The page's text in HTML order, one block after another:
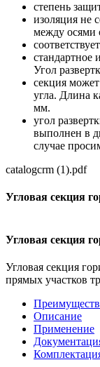
степень
изоляция не
между осями
стандартное
Угол
секция
угла. Длина
мм.
угол
выполнен в
случае
catalogcrm (1).pdf
Угловая секция
Угловая секция
Угловая секция
прямых участков
Описание
Применение